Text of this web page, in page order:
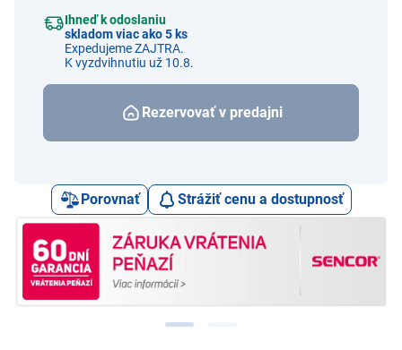
Ihneď k odoslaniu
skladom viac ako 5 ks
Expedujeme ZAJTRA.
K vyzdvihnutiu už 10.8.
Rezervovať v predajni
Porovnať Strážiť cenu a dostupnosť